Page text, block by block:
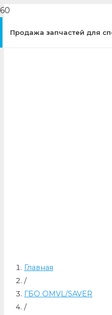
Продажа запчастей для
Главная
/
ГБО OMVL/SAVER
/